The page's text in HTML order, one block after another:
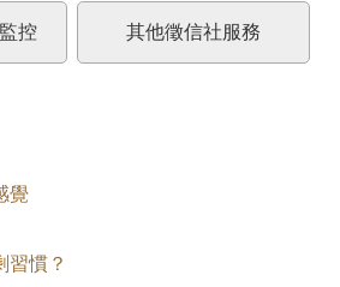
控 其他徵信社服務
覺
習慣？